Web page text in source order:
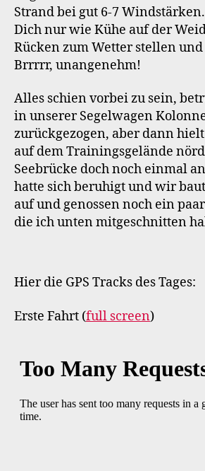
Strand bei gut 6-7
Dich nur wie Kühe auf der
Rücken zum Wetter stellen
Brrrrr, unangenehm!
Alles schien vorbei zu sein,
in unserer Segelwagen
zurückgezogen, aber dann
auf dem Trainingsgelände
Seebrücke doch noch einmal
hatte sich beruhigt und wir
auf und genossen noch ein
die ich unten mitgeschnitten
Hier die GPS Tracks des Tages:
Erste Fahrt (full screen)